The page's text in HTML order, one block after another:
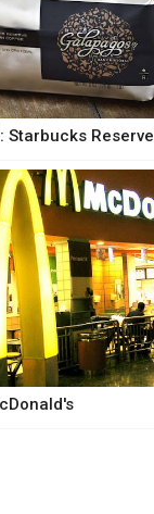
Starbucks Reserve